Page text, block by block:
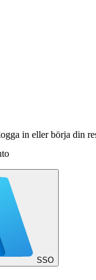
in eller börja din
SSO